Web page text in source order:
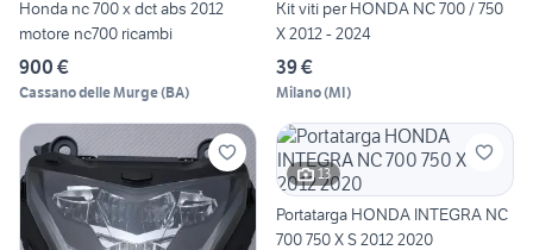
Honda nc 700 x dct abs 2012
motore nc700 ricambi
900 €
Cassano delle Murge(BA)
Kit viti per HONDA NC 700 / 750
X 2012 - 2024
39 €
Milano(MI)
13
Portatarga HONDA INTEGRA NC
700 750 X S 2012 2020